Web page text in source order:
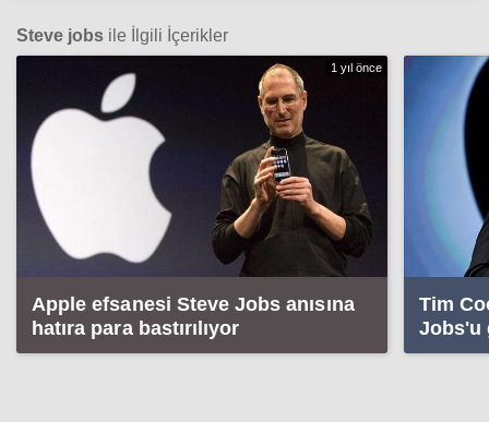
Steve jobs ile İlgili İçerikler
1 yıl önce
Apple efsanesi Steve Jobs anısına
hatıra para bastırılıyor
Tim
Jobs'u